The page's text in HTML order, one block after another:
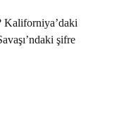
Kaliforniya’daki
şifre